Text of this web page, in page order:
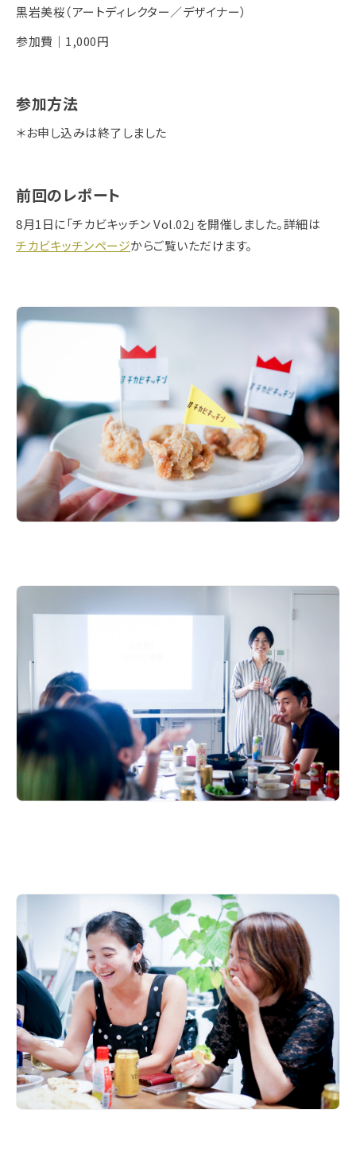
黒岩美桜（アートディレクター／デザイナー）
参加費｜1,000円
参加方法
＊お申し込みは終了しました
前回のレポート
8月1日に「チカビキッチン Vol.02」を開催しました。詳細は
チカビキッチンページからご覧いただけます。